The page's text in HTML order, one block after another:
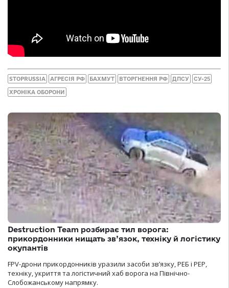
STOPRUSSIA АГРЕСІЯ РФ БАХМУТ ВТОРГНЕННЯ РФ ДПСУ СУ-25
ХРОНІКА ОБОРОНИ
Destruction Team розбирає тил ворога:
прикордонники нищать зв’язок, техніку й логістику
окупантів
FPV-дрони прикордонників уразили засоби зв’язку, РЕБ і РЕР,
техніку, укриття та логістичний хаб ворога на Північно-
Слобожанському напрямку.